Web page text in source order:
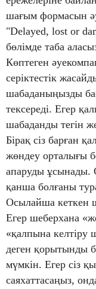
шағым формасын
"Delayed, lost or
бөлімде таба
Көптеген
серіктестік
шабаданыңызды
тексереді. Егер
шабаданды тегін
Бірақ сіз барған
жөндеу орталығы
апаруды ұсынады.
қанша болғаны
Осылайша кеткен
Егер шеберхана
«қалпына келтіру
деген қорытынды
мүмкін. Егер сіз
саяхаттасаңыз,